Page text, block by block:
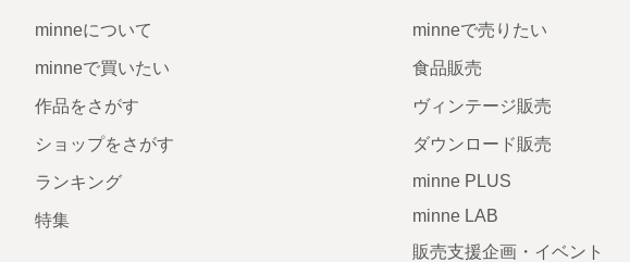
minneについて
minneで買いたい
作品をさがす
ショップをさがす
ランキング
特集
minneで売りたい
食品販売
ヴィンテージ販売
ダウンロード販売
minne PLUS
minne LAB
販売支援企画・イベント